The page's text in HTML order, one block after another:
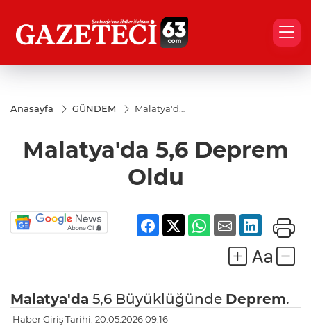
Anasayfa GÜNDEM
Malatya'da
Oldu
Malatya'da 5,6 Deprem
Oldu
Malatya'da 5,6 Büyüklüğünde Deprem.
Haber Giriş Tarihi: 20.05.2026 09:16